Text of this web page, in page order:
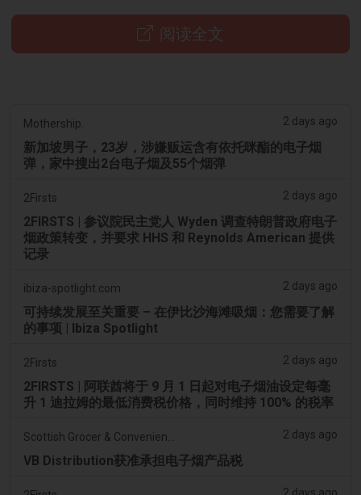
阅读全文
Mothership. 2 days ago
新加坡男子，23岁，涉嫌贩运含有依托咪酯的电子烟
弹，家中搜出2台电子烟及55个烟弹
2Firsts 2 days ago
2FIRSTS | 参议院民主党人 Wyden 调查特朗普政府电子
烟政策转变，并要求 HHS 和 Reynolds American 提供
记录
ibiza-spotlight.com 2 days ago
可持续发展至关重要 – 在伊比沙海滩吸烟：您需要了解
的事项 | Ibiza Spotlight
2Firsts 2 days ago
2FIRSTS | 阿联酋将于 9 月 1 日起对电子烟油设定每毫
升 1 迪拉姆的最低消费税价格，同时维持 100% 的税率
2 days ago
VB Distribution获准承担电子烟产品税
2 days ago